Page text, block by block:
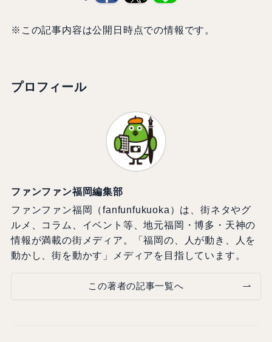
※この記事内容は公開日時点での情報です。
プロフィール
ファンファン福岡編集部
ファンファン福岡（fanfunfukuoka）は、街ネタやグ
ルメ、コラム、イベント等、地元福岡・博多・天神の
情報が満載の街メディア。「福岡の、人が動き、人を
動かし、街を動かす」メディアを目指しています。
この著者の記事一覧へ